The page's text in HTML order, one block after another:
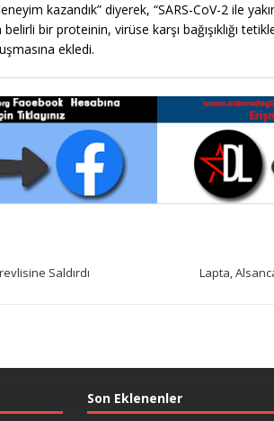
kazandık” diyerek, “SARS-CoV-2 ile
bir proteinin, virüse karşı bağışıklığı
ekledi.
Saldırdı Lapta,
Son Eklenenler